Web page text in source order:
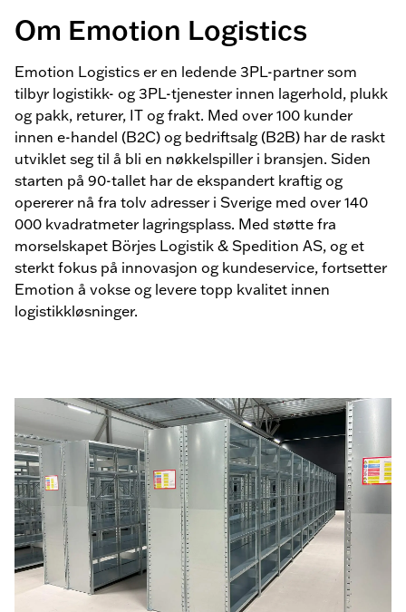
Om Emotion Logistics
Emotion Logistics er en ledende 3PL-partner som
tilbyr logistikk- og 3PL-tjenester innen lagerhold, plukk
og pakk, returer, IT og frakt. Med over 100 kunder
innen e-handel (B2C) og bedriftsalg (B2B) har de raskt
utviklet seg til å bli en nøkkelspiller i bransjen. Siden
starten på 90-tallet har de ekspandert kraftig og
opererer nå fra tolv adresser i Sverige med over 140
000 kvadratmeter lagringsplass. Med støtte fra
morselskapet Börjes Logistik & Spedition AS, og et
sterkt fokus på innovasjon og kundeservice, fortsetter
Emotion å vokse og levere topp kvalitet innen
logistikkløsninger.